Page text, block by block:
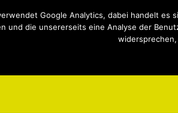
Teilnahmebedingungen
Google Analytics, dabei handelt es
und die unsererseits eine Analyse der